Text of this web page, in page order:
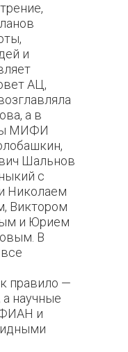
и
АЦ,
а в
МИФИ
Шальнов
с
Николаем
Виктором
и Юрием
В
правило —
научные
и